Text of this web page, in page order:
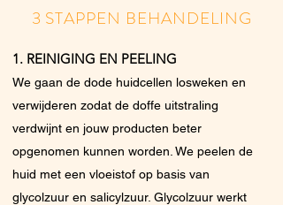
3 STAPPEN BEHANDELING
1. REINIGING EN PEELING
We gaan de dode huidcellen losweken en
verwijderen zodat de doffe uitstraling
verdwijnt en jouw producten beter
opgenomen kunnen worden. We peelen de
huid met een vloeistof op basis van
glycolzuur en salicylzuur. Glycolzuur werkt